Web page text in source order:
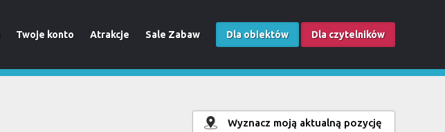
Twoje konto Atrakcje Sale Zabaw Dla obiektów Dla czytelników
Wyznacz moją aktualną pozycję